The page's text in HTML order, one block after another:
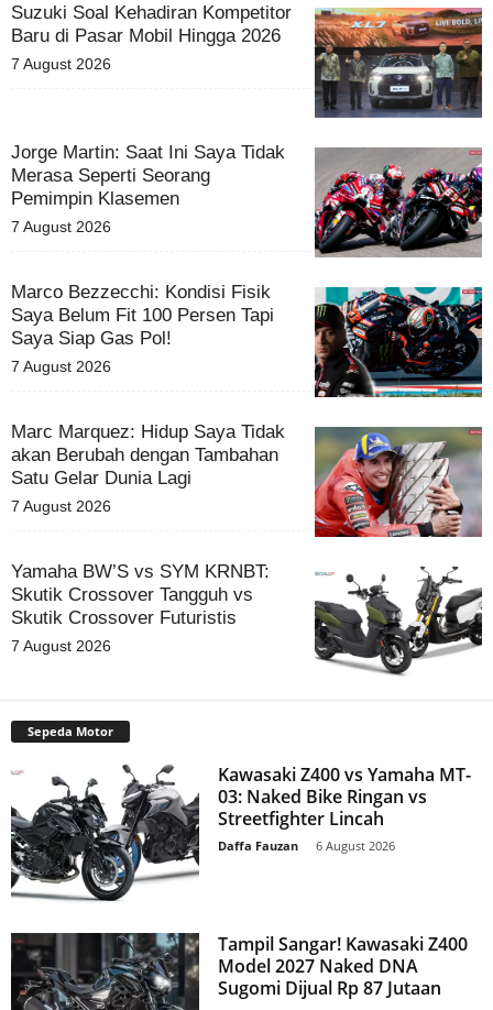
Suzuki Soal Kehadiran Kompetitor
Baru di Pasar Mobil Hingga 2026
7 August 2026
Jorge Martin: Saat Ini Saya Tidak
Merasa Seperti Seorang
Pemimpin Klasemen
7 August 2026
Marco Bezzecchi: Kondisi Fisik
Saya Belum Fit 100 Persen Tapi
Saya Siap Gas Pol!
7 August 2026
Marc Marquez: Hidup Saya Tidak
akan Berubah dengan Tambahan
Satu Gelar Dunia Lagi
7 August 2026
Yamaha BW’S vs SYM KRNBT:
Skutik Crossover Tangguh vs
Skutik Crossover Futuristis
7 August 2026
Sepeda Motor
Kawasaki Z400 vs Yamaha MT-
03: Naked Bike Ringan vs
Streetfighter Lincah
Daffa Fauzan 6 August 2026
Tampil Sangar! Kawasaki Z400
Model 2027 Naked DNA
Sugomi Dijual Rp 87 Jutaan